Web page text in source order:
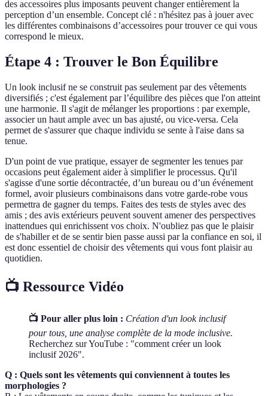
des accessoires plus imposants peuvent changer entièrement la
perception d’un ensemble. Concept clé : n'hésitez pas à jouer avec
les différentes combinaisons d’accessoires pour trouver ce qui vous
correspond le mieux.
Étape 4 : Trouver le Bon Équilibre
Un look inclusif ne se construit pas seulement par des vêtements
diversifiés ; c'est également par l’équilibre des pièces que l'on atteint
une harmonie. Il s'agit de mélanger les proportions : par exemple,
associer un haut ample avec un bas ajusté, ou vice-versa. Cela
permet de s'assurer que chaque individu se sente à l'aise dans sa
tenue.
D'un point de vue pratique, essayer de segmenter les tenues par
occasions peut également aider à simplifier le processus. Qu'il
s'agisse d'une sortie décontractée, d’un bureau ou d’un événement
formel, avoir plusieurs combinaisons dans votre garde-robe vous
permettra de gagner du temps. Faites des tests de styles avec des
amis ; des avis extérieurs peuvent souvent amener des perspectives
inattendues qui enrichissent vos choix. N'oubliez pas que le plaisir
de s'habiller et de se sentir bien passe aussi par la confiance en soi, il
est donc essentiel de choisir des vêtements qui vous font plaisir au
quotidien.
📺 Ressource Vidéo
📺 Pour aller plus loin : Création d'un look inclusif
pour tous, une analyse complète de la mode inclusive.
Recherchez sur YouTube : "comment créer un look
inclusif 2026".
Q : Quels sont les vêtements qui conviennent à toutes les
morphologies ?